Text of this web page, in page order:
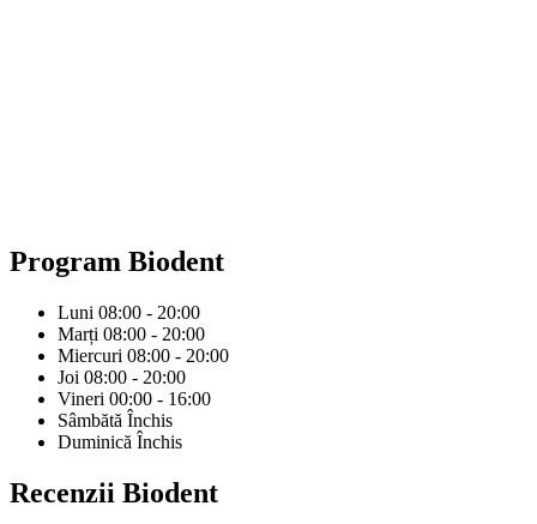
Program Biodent
Luni 08:00 - 20:00
Marți 08:00 - 20:00
Miercuri 08:00 - 20:00
Joi 08:00 - 20:00
Vineri 00:00 - 16:00
Sâmbătă Închis
Duminică Închis
Recenzii Biodent